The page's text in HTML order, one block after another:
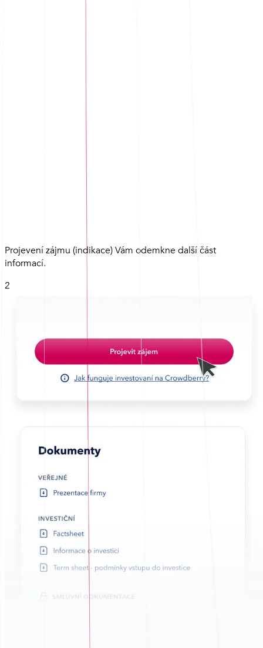
Projevení zájmu (indikace) Vám odemkne další část
informací.
2